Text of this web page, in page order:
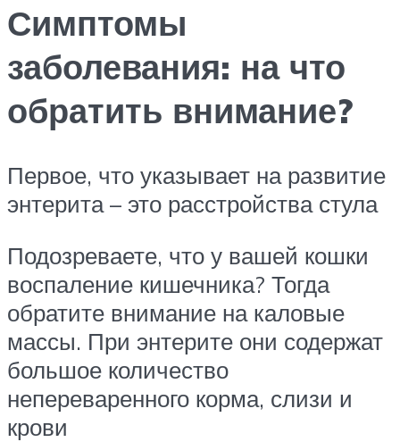
Симптомы
заболевания: на что
обратить внимание?
Первое, что указывает на развитие
энтерита – это расстройства стула
Подозреваете, что у вашей кошки
воспаление кишечника? Тогда
обратите внимание на каловые
массы. При энтерите они содержат
большое количество
непереваренного корма, слизи и
крови